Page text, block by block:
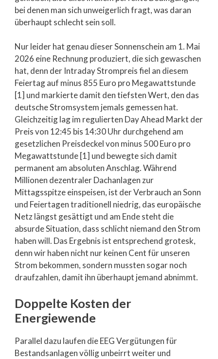
bei denen man sich unweigerlich fragt, was daran
überhaupt schlecht sein soll.
Nur leider hat genau dieser Sonnenschein am 1. Mai
2026 eine Rechnung produziert, die sich gewaschen
hat, denn der Intraday Strompreis fiel an diesem
Feiertag auf minus 855 Euro pro Megawattstunde
[1] und markierte damit den tiefsten Wert, den das
deutsche Stromsystem jemals gemessen hat.
Gleichzeitig lag im regulierten Day Ahead Markt der
Preis von 12:45 bis 14:30 Uhr durchgehend am
gesetzlichen Preisdeckel von minus 500 Euro pro
Megawattstunde [1] und bewegte sich damit
permanent am absoluten Anschlag. Während
Millionen dezentraler Dachanlagen zur
Mittagsspitze einspeisen, ist der Verbrauch an Sonn
und Feiertagen traditionell niedrig, das europäische
Netz längst gesättigt und am Ende steht die
absurde Situation, dass schlicht niemand den Strom
haben will. Das Ergebnis ist entsprechend grotesk,
denn wir haben nicht nur keinen Cent für unseren
Strom bekommen, sondern mussten sogar noch
draufzahlen, damit ihn überhaupt jemand abnimmt.
Doppelte Kosten der
Energiewende
Parallel dazu laufen die EEG Vergütungen für
Bestandsanlagen völlig unbeirrt weiter und